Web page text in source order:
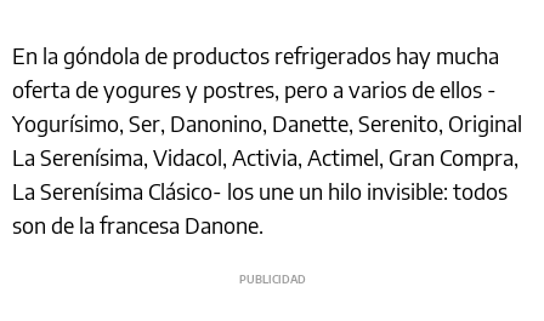
En la góndola de productos refrigerados hay mucha
oferta de yogures y postres, pero a varios de ellos -
Yogurísimo, Ser, Danonino, Danette, Serenito, Original
La Serenísima, Vidacol, Activia, Actimel, Gran Compra,
La Serenísima Clásico- los une un hilo invisible: todos
son de la francesa Danone.